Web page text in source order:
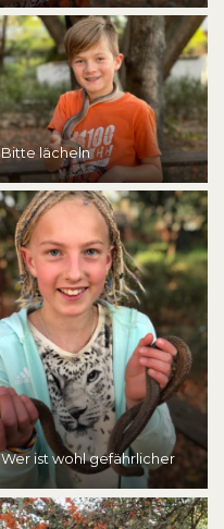
Bitte lächeln
Wer ist wohl gefährlicher